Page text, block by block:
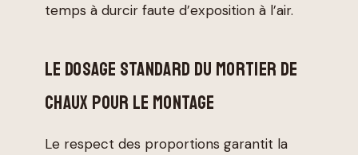
temps à durcir faute d’exposition à l’air.
LE DOSAGE STANDARD DU MORTIER DE
CHAUX POUR LE MONTAGE
Le respect des proportions garantit la